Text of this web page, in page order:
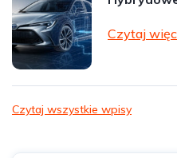
Czytaj
Czytaj wszystkie wpisy